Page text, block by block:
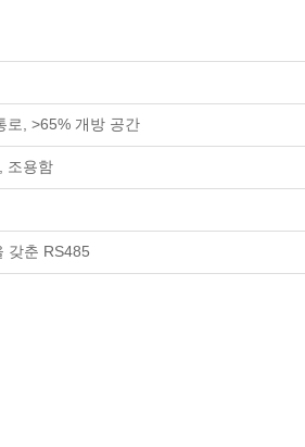
로, >65% 개방 공간
조용함
갖춘 RS485